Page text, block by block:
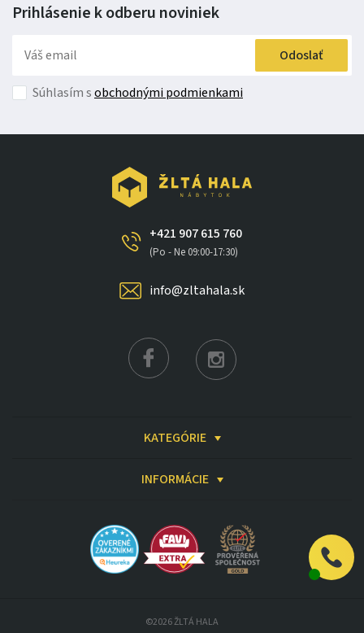
Prihlásenie k odberu noviniek
Odoslať
Súhlasím sobchodnými podmienkami
+421 907 615 760
(Po - Ne 09:00-17:30)
info@zltahala.sk
KATEGÓRIE
INFORMÁCIE
©2026 ŽLTÁ HALA